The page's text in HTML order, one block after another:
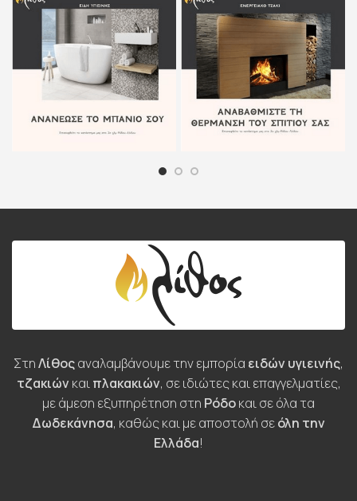
ΣτηΛίθοςαναλαμβάνουμε την εμπορία ειδών υγιεινής,
τζακιών καιπλακακιών, σε ιδιώτες και επαγγελματίες,
με άμεση εξυπηρέτηση στη Ρόδοκαι σε όλα τα
Δωδεκάνησα, καθώς και με αποστολή σεόλη την
Ελλάδα!